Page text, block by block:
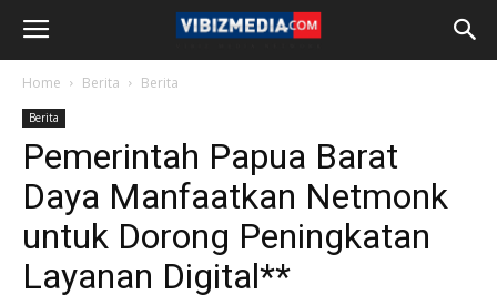
Home Berita Berita
Berita
Pemerintah Papua Barat
Daya Manfaatkan Netmonk
untuk Dorong Peningkatan
Layanan Digital**